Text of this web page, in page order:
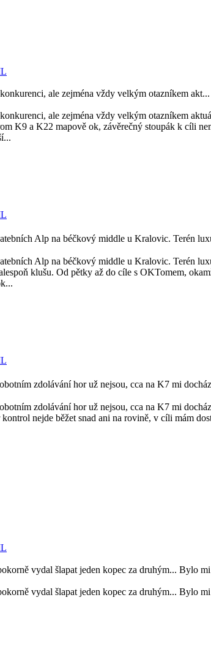
ale zejména vždy velkým otazníkem akt...
ale zejména vždy velkým otazníkem
K9 a K22 mapově ok, závěrečný stoupák k cíli
Alp na béčkový middle u Kralovic. Terén
Alp na béčkový middle u Kralovic. Terén
klušu. Od pětky až do cíle s OKTomem,
zdolávání hor už nejsou, cca na K7 mi
zdolávání hor už nejsou, cca na K7 mi
nejde běžet snad ani na rovině, v cíli mám
vydal šlapat jeden kopec za druhým... Bylo
vydal šlapat jeden kopec za druhým... Bylo